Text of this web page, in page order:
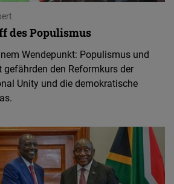
des Populismus
Wendepunkt: Populismus und
den Reformkurs der
Unity und die demokratische